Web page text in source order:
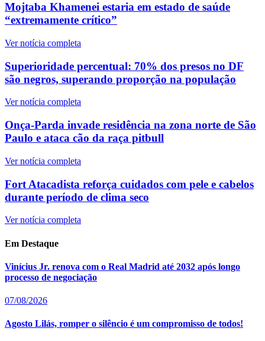
Mojtaba Khamenei estaria em estado de saúde
“extremamente crítico”
Ver notícia completa
Superioridade percentual: 70% dos presos no DF
são negros, superando proporção na população
Ver notícia completa
Onça-Parda invade residência na zona norte de São
Paulo e ataca cão da raça pitbull
Ver notícia completa
Fort Atacadista reforça cuidados com pele e cabelos
durante período de clima seco
Ver notícia completa
Em Destaque
Vinícius Jr. renova com o Real Madrid até 2032 após longo
processo de negociação
07/08/2026
Agosto Lilás, romper o silêncio é um compromisso de todos!